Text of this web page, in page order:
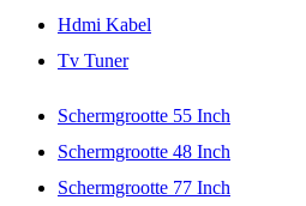
Hdmi Kabel
Tv Tuner
Schermgrootte 55 Inch
Schermgrootte 48 Inch
Schermgrootte 77 Inch